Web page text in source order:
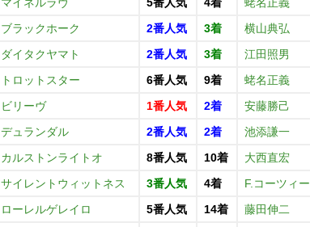
ブラックホーク 2番人気 3着 横山典弘
ダイタクヤマト 2番人気 3着 江田照男
トロットスター 6番人気 9着 蛯名正義
ビリーヴ 1番人気 2着 安藤勝己
デュランダル 2番人気 2着 池添謙一
カルストンライトオ 8番人気 10着 大西直宏
サイレントウィットネス 3番人気 4着 F.コーツィー
ローレルゲレイロ 5番人気 14着 藤田伸二